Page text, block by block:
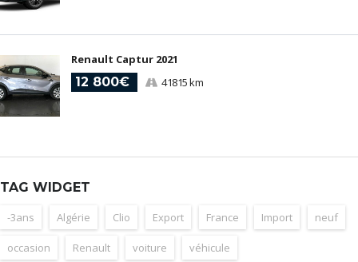
Renault Captur 2021
12 800€ 41815 km
TAG WIDGET
-3ans Algérie Clio Export France Import neuf
occasion Renault voiture véhicule